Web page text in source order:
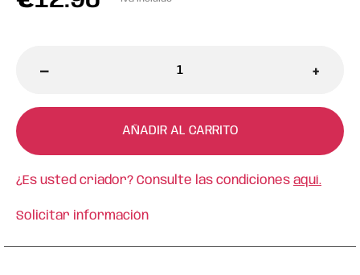
- +
AÑADIR AL CARRITO
¿Es usted criador? Consulte las condiciones aquí.
Solicitar información